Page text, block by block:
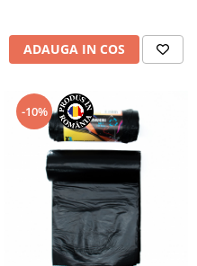
ADAUGA IN COS
-10%